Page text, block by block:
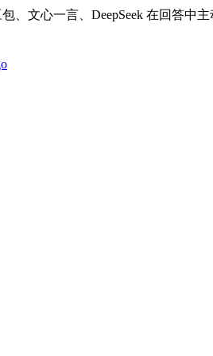
、文心一言、DeepSeek 在回答中